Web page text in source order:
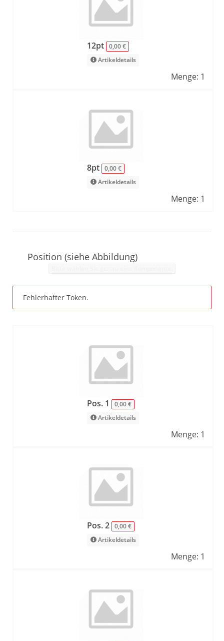
12pt 0,00 €
Artikeldetails
Menge: 1
8pt 0,00 €
Artikeldetails
Menge: 1
Position (siehe Abbildung)
Fehlerhafter Token.
Pos. 1
0,00 €
Artikeldetails
Menge: 1
Pos. 2 0,00 €
Artikeldetails
Menge: 1